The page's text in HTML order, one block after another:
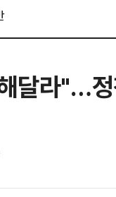
달라"…